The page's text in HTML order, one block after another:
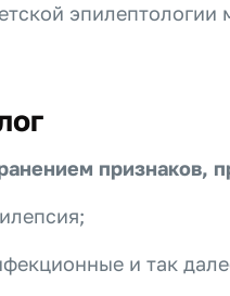
эпилептологии
и так